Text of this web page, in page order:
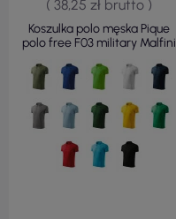
( 38,25 zł brutto )
Koszulka polo męska Pique
polo free F03 military Malfini